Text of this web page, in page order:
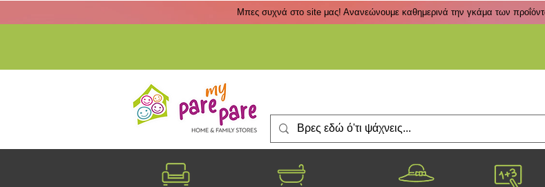
Μπες συχνά στο site μας! Ανανεώνουμε καθημερινά την γκάμα των